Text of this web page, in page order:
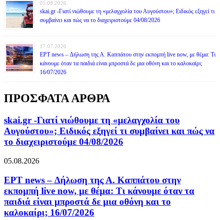
05.08.2026
skai.gr -Γιατί νιώθουμε τη «μελαγχολία του Αυγούστου»; Ειδικός εξηγεί τι
συμβαίνει και πώς να το διαχειριστούμε 04/08/2026
17.07.2026
ΕΡΤ news – Δήλωση της Α. Καππάτου στην εκπομπή live now, με θέμα: Τι
κάνουμε όταν τα παιδιά είναι μπροστά δε μια οθόνη και το καλοκαίρι;
16/07/2026
ΠΡΟΣΦΑΤΑ ΑΡΘΡΑ
skai.gr -Γιατί νιώθουμε τη «μελαγχολία του
Αυγούστου»; Ειδικός εξηγεί τι συμβαίνει και πώς να
το διαχειριστούμε 04/08/2026
05.08.2026
ΕΡΤ news – Δήλωση της Α. Καππάτου στην
εκπομπή live now, με θέμα: Τι κάνουμε όταν τα
παιδιά είναι μπροστά δε μια οθόνη και το
καλοκαίρι; 16/07/2026